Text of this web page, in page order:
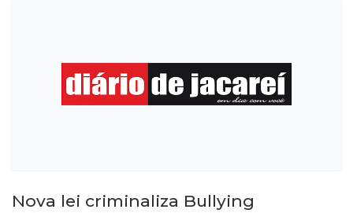
Nova lei criminaliza Bullying